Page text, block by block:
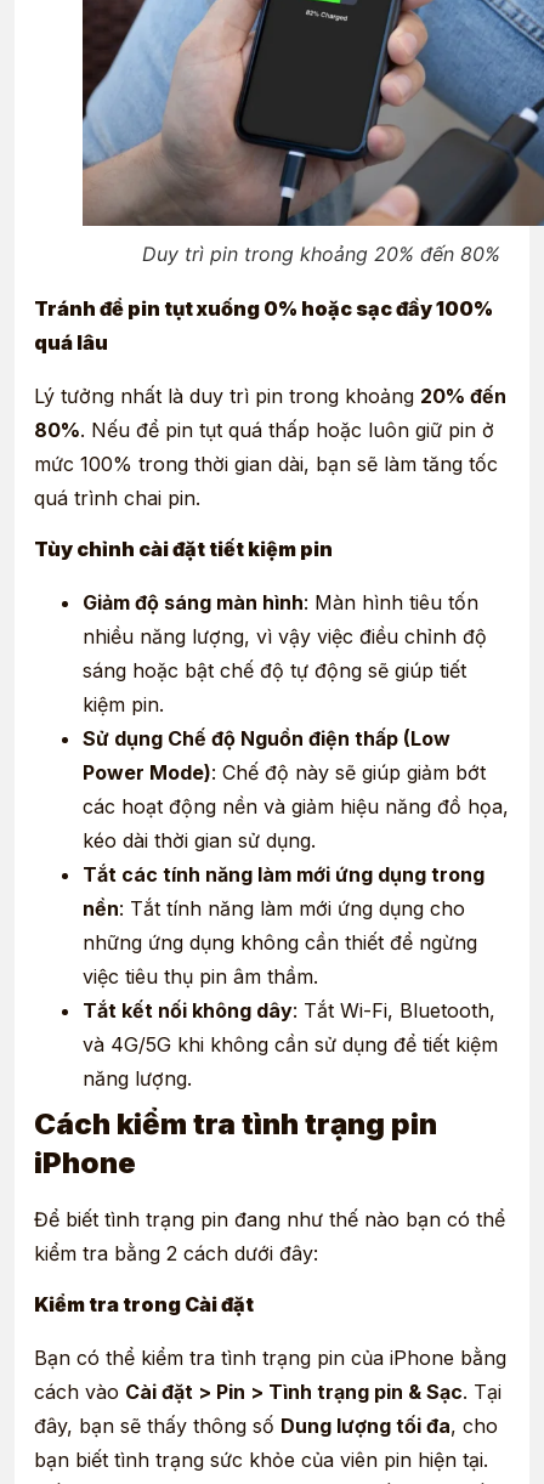
Duy trì pin trong khoảng 20% đến 80%
Tránh để pin tụt xuống 0% hoặc sạc đầy 100%
quá lâu
Lý tưởng nhất là duy trì pin trong khoảng 20% đến
80%. Nếu để pin tụt quá thấp hoặc luôn giữ pin ở
mức 100% trong thời gian dài, bạn sẽ làm tăng tốc
quá trình chai pin.
Tùy chỉnh cài đặt tiết kiệm pin
Giảm độ sáng màn hình: Màn hình tiêu tốn
nhiều năng lượng, vì vậy việc điều chỉnh độ
sáng hoặc bật chế độ tự động sẽ giúp tiết
kiệm pin.
Sử dụng Chế độ Nguồn điện thấp (Low
Power Mode): Chế độ này sẽ giúp giảm bớt
các hoạt động nền và giảm hiệu năng đồ họa,
kéo dài thời gian sử dụng.
Tắt các tính năng làm mới ứng dụng trong
nền: Tắt tính năng làm mới ứng dụng cho
những ứng dụng không cần thiết để ngừng
việc tiêu thụ pin âm thầm.
Tắt kết nối không dây: Tắt Wi-Fi, Bluetooth,
và 4G/5G khi không cần sử dụng để tiết kiệm
năng lượng.
Cách kiểm tra tình trạng pin
iPhone
Để biết tình trạng pin đang như thế nào bạn có thể
kiểm tra bằng 2 cách dưới đây:
Kiểm tra trong Cài đặt
Bạn có thể kiểm tra tình trạng pin của iPhone bằng
cách vào Cài đặt > Pin > Tình trạng pin & Sạc. Tại
đây, bạn sẽ thấy thông số Dung lượng tối đa, cho
bạn biết tình trạng sức khỏe của viên pin hiện tại.